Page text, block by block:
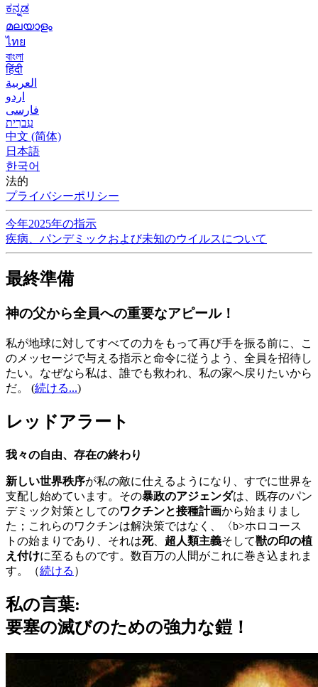
ಕನ್ನಡ
മലയാളം
ไทย
বাংলা
हिंदी
العربية
اردو
فارسی
עִברִית
中文 (简体)
日本語
한국어
法的
プライバシーポリシー
今年2025年の指示
疾病、パンデミックおよび未知のウイルスについて
最終準備
神の父から全員への重要なアピール！
私が地球に対してすべての力をもって再び手を振る前に、こ
のメッセージで与える指示と命令に従うよう、全員を招待し
たい。なぜなら私は、誰でも救われ、私の家へ戻りたいから
だ。
(続ける...)
レッドアラート
我々の自由、存在の終わり
新しい世界秩序が私の敵に仕えるようになり、すでに世界を
支配し始めています。その暴政のアジェンダは、既存のパン
デミック対策としてのワクチンと接種計画から始まりまし
た；これらのワクチンは解決策ではなく、〈b>ホロコース
トの始まりであり、それは死、 超人類主義そして獣の印の植
え付けに至るものです。数百万の人間がこれに巻き込まれま
す。（続ける ）
私の言葉:
要塞の滅びのための強力な鎧！